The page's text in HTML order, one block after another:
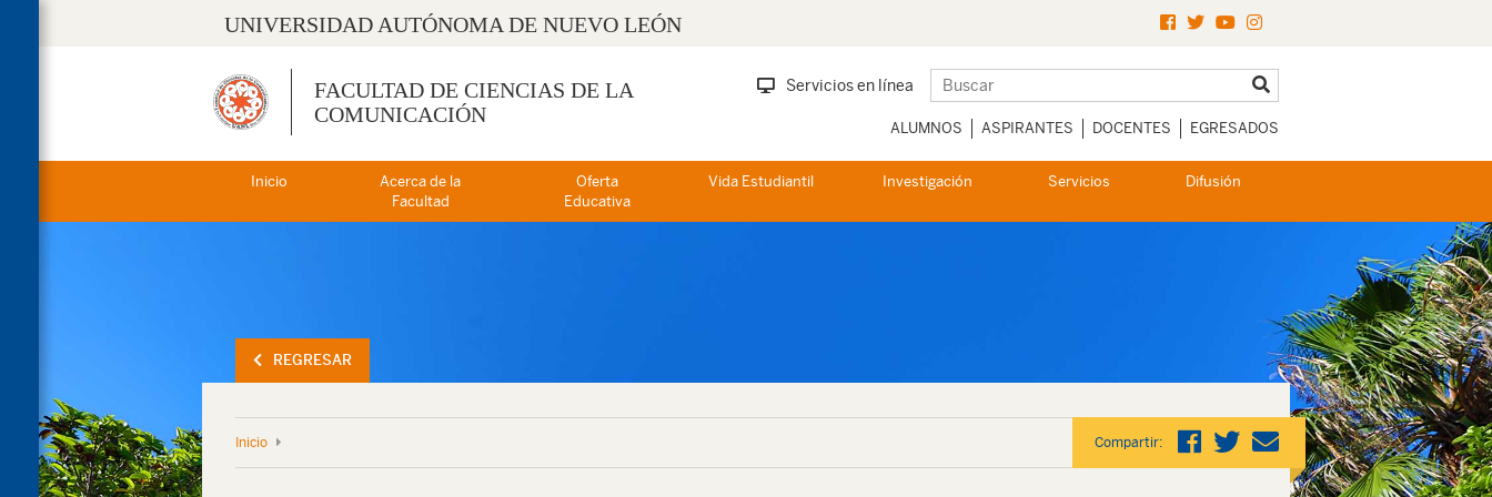
UNIVERSIDAD AUTÓNOMA DE NUEVO LEÓN
FACULTAD DE CIENCIAS DE LA
COMUNICACIÓN
Servicios en línea
ALUMNOS ASPIRANTES DOCENTES EGRESADOS
Inicio
Acerca de la
Facultad
Oferta
Educativa
Vida Estudiantil Investigación Servicios Difusión
REGRESAR
Inicio Compartir: